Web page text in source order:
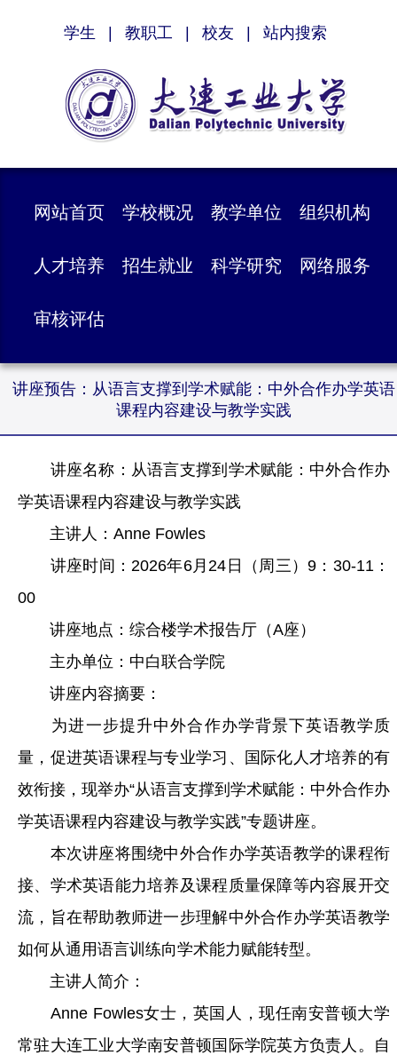
学生 教职工 校友 站内搜索
网站首页 学校概况 教学单位 组织机构
人才培养 招生就业 科学研究 网络服务
审核评估
讲座预告：从语言支撑到学术赋能：中外合作办学英语
课程内容建设与教学实践
讲座名称：从语言支撑到学术赋能：中外合作办
学英语课程内容建设与教学实践
主讲人：Anne Fowles
讲座时间：2026年6月24日（周三）9：30-11：
00
讲座地点：综合楼学术报告厅（A座）
主办单位：中白联合学院
讲座内容摘要：
为进一步提升中外合作办学背景下英语教学质
量，促进英语课程与专业学习、国际化人才培养的有
效衔接，现举办“从语言支撑到学术赋能：中外合作办
学英语课程内容建设与教学实践”专题讲座。
本次讲座将围绕中外合作办学英语教学的课程衔
接、学术英语能力培养及课程质量保障等内容展开交
流，旨在帮助教师进一步理解中外合作办学英语教学
如何从通用语言训练向学术能力赋能转型。
主讲人简介：
Anne Fowles女士，英国人，现任南安普顿大学
常驻大连工业大学南安普顿国际学院英方负责人。自